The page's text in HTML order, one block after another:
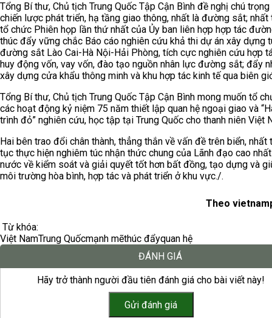
Tổng Bí thư, Chủ tịch Trung Quốc Tập Cận Bình đề nghị chú
chiến lược phát triển, hạ tầng giao thông, nhất là đường sắt;
tổ chức Phiên họp lần thứ nhất của Ủy ban liên hợp hợp tác
thúc đẩy vững chắc Báo cáo nghiên cứu khả thi dự án xây dựng
đường sắt Lào Cai-Hà Nội-Hải Phòng, tích cực nghiên cứu hợp
huy động vốn, vay vốn, đào tạo nguồn nhân lực đường sắt; đẩy
xây dựng cửa khẩu thông minh và khu hợp tác kinh tế qua biên
Tổng Bí thư, Chủ tịch Trung Quốc Tập Cận Bình mong muốn tổ
các hoạt động kỷ niệm 75 năm thiết lập quan hệ ngoại giao và
trình đỏ” nghiên cứu, học tập tại Trung Quốc cho thanh niên Việt
Hai bên trao đổi chân thành, thẳng thắn về vấn đề trên biển, nhất
tục thực hiện nghiêm túc nhận thức chung của Lãnh đạo cao
nước về kiểm soát và giải quyết tốt hơn bất đồng, tạo dựng và
môi trường hòa bình, hợp tác và phát triển ở khu vực./.
Theo
Từ khóa:
Việt NamTrung Quốcmạnh mẽthúc đẩyquan hệ
ĐÁNH GIÁ
Hãy trở thành người đầu tiên đánh giá cho bài viết này!